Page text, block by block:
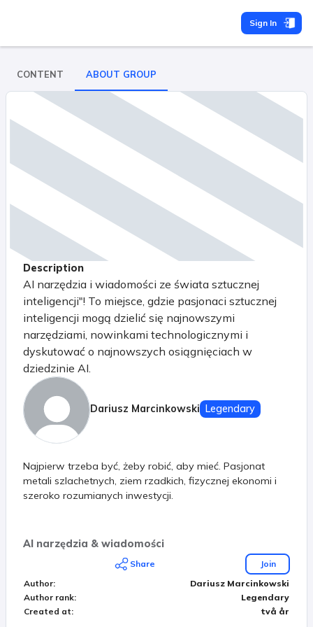
Sign In
CONTENT ABOUT GROUP
Description
AI narzędzia i wiadomości ze świata sztucznej
inteligencji"! To miejsce, gdzie pasjonaci sztucznej
inteligencji mogą dzielić się najnowszymi
narzędziami, nowinkami technologicznymi i
dyskutować o najnowszych osiągnięciach w
dziedzinie AI.
Dariusz Marcinkowski Legendary
Najpierw trzeba być, żeby robić, aby mieć. Pasjonat
metali szlachetnych, ziem rzadkich, fizycznej ekonomi i
szeroko rozumianych inwestycji.
AI narzędzia & wiadomości
Share
Join
Author:
Dariusz Marcinkowski
Author rank:
Legendary
Created at: två år